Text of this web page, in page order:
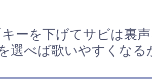
ーを下げてサビは裏
選べば歌いやすくなる